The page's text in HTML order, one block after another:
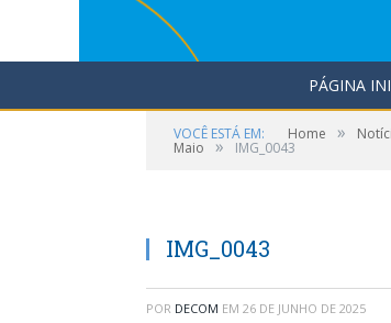
PÁGINA
VOCÊ ESTÁ EM: Home »
Maio » IMG_0043
IMG_0043
POR DECOM EM 26 DE JUNHO DE 2025